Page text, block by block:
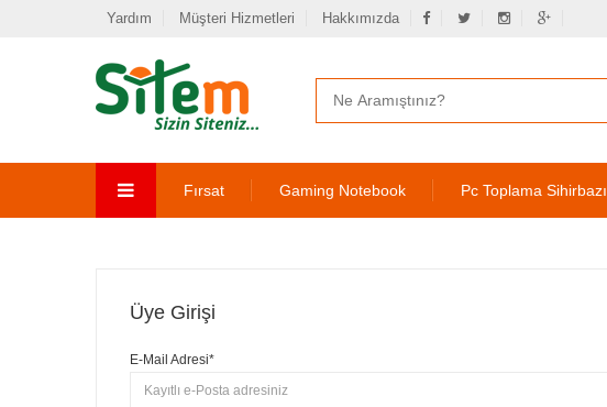
Yardım Müşteri Hizmetleri Hakkımızda
Fırsat Gaming Notebook Pc Toplama Sihirbazı
Üye Girişi
E-Mail Adresi*